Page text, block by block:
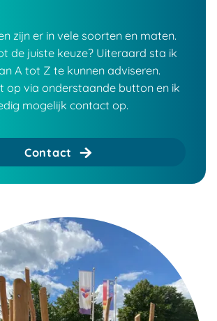
zijn er in vele soorten en maten.
de juiste keuze? Uiteraard sta ik
A tot Z te kunnen adviseren.
op via onderstaande button en ik
mogelijk contact op.
Contact